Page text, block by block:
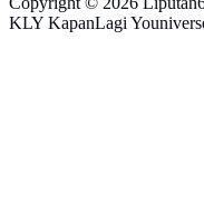
KLY KapanLagi